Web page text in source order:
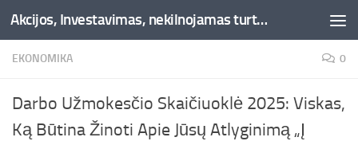
Skip to content Akcijos, Investavimas, nekilnojamas turtas, kriptovaliutos - Besociai.lt
EKONOMIKA 0
Darbo Užmokesčio Skaičiuoklė 2025: Viskas,
Ką Būtina Žinoti Apie Jūsų Atlyginimą „Į